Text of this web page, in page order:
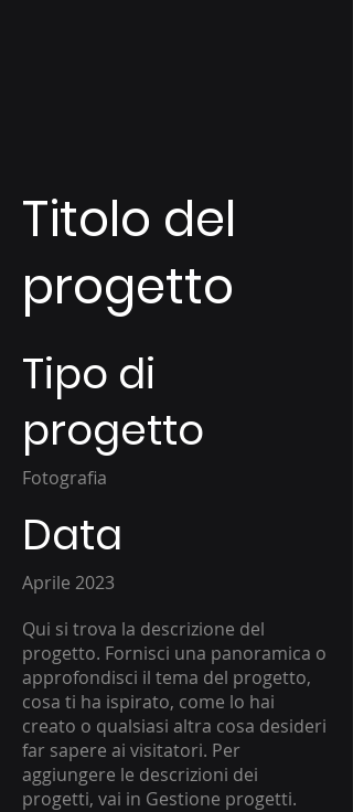
Titolo del
progetto
Tipo di
progetto
Fotografia
Data
Aprile 2023
Qui si trova la descrizione del
progetto. Fornisci una panoramica o
approfondisci il tema del progetto,
cosa ti ha ispirato, come lo hai
creato o qualsiasi altra cosa desideri
far sapere ai visitatori. Per
aggiungere le descrizioni dei
progetti, vai in Gestione progetti.